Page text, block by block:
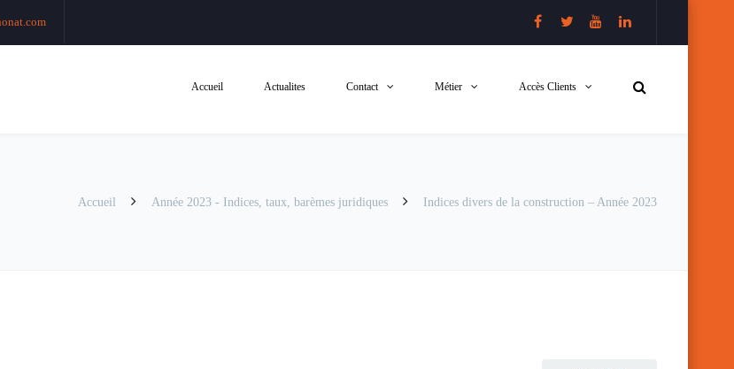
Accueil Actualites Contact Métier Accès Clients
Accueil Année 2023 - Indices, taux, barèmes juridiques Indices divers de la construction – Année 2023